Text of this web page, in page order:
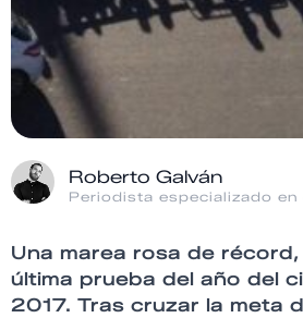
Roberto Galván
Periodista especializado
Una marea rosa de
última prueba del año del
2017. Tras cruzar la meta